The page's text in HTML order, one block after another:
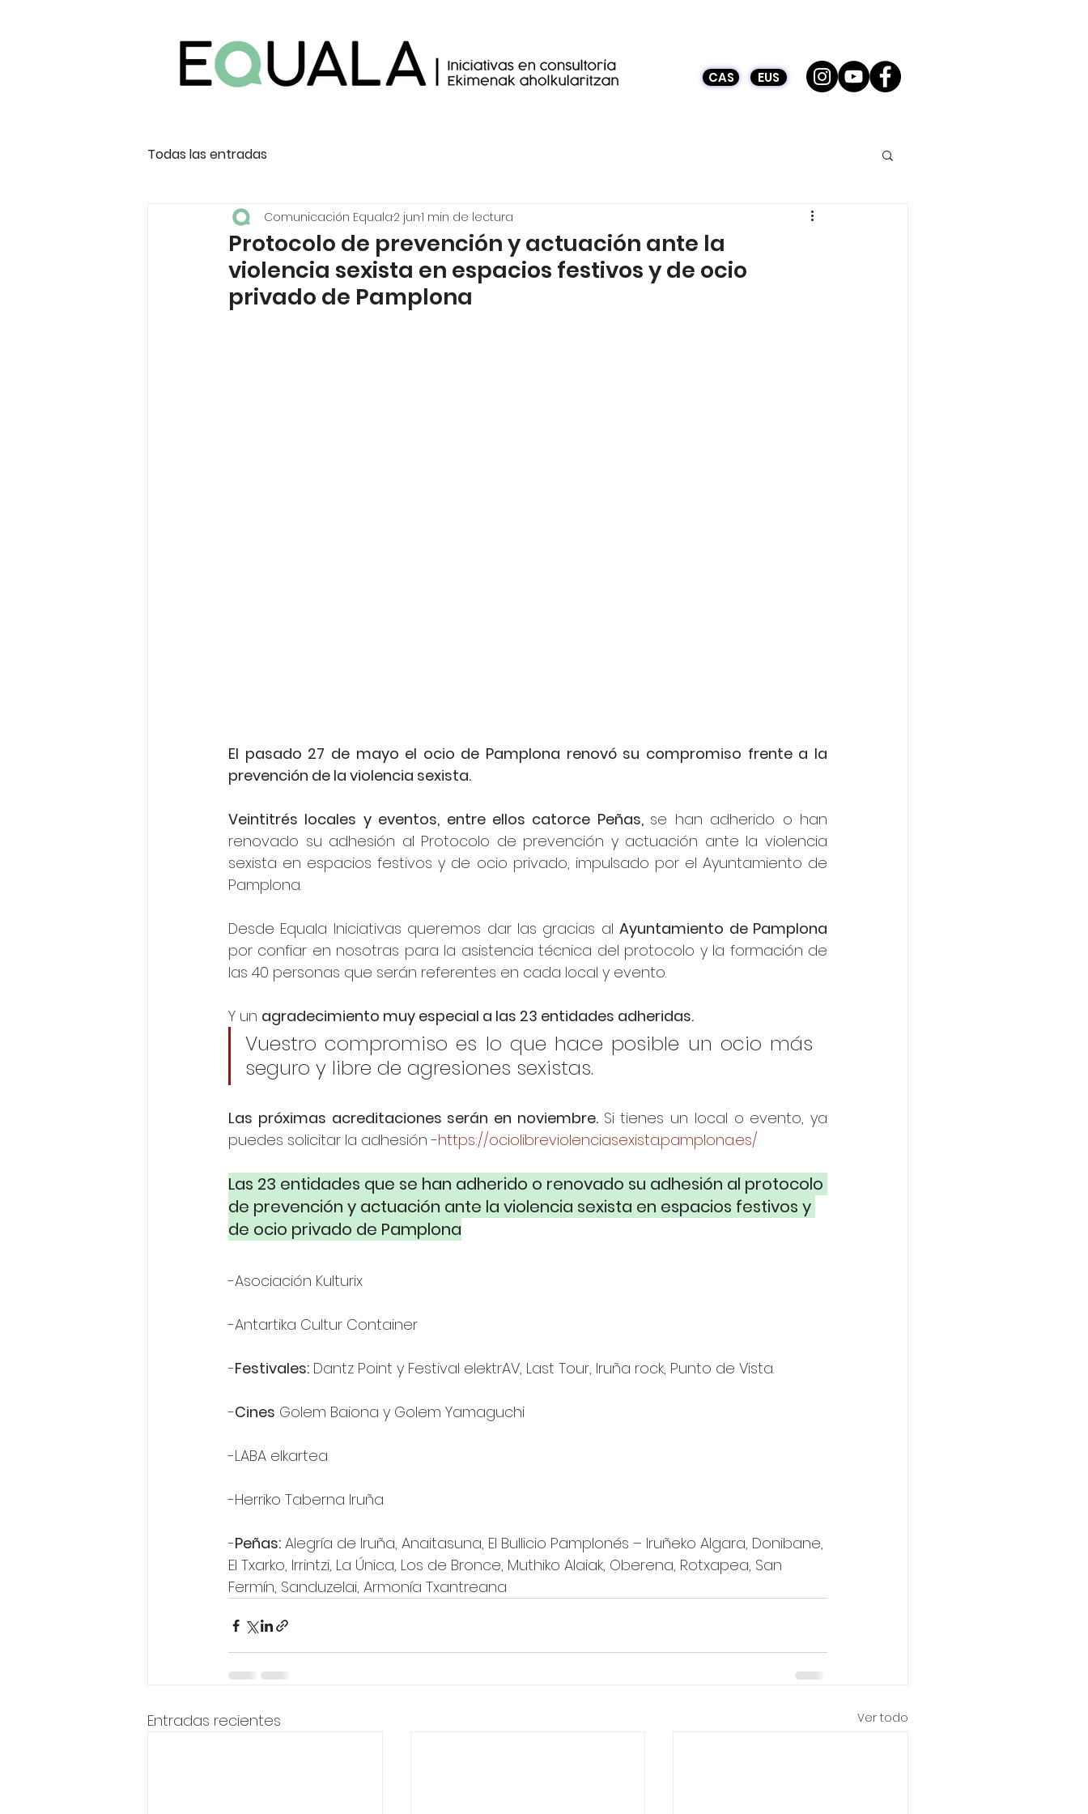
CAS EUS
Todas las entradas
Protocolo de prevención y actuación ante la
violencia sexista en espacios festivos y de ocio
privado de Pamplona
Comunicación Equala2 jun1 min de lectura
El pasado 27 de mayo el ocio de Pamplona renovó su compromiso frente a la
prevención de la violencia sexista.
Veintitrés locales y eventos, entre ellos catorce Peñas, se han adherido o han
renovado su adhesión al Protocolo de prevención y actuación ante la violencia
sexista en espacios festivos y de ocio privado, impulsado por el Ayuntamiento de
Pamplona.
Desde Equala Iniciativas queremos dar las gracias al Ayuntamiento de Pamplona
por confiar en nosotras para la asistencia técnica del protocolo y la formación de
las 40 personas que serán referentes en cada local y evento.
Y un agradecimiento muy especial a las 23 entidades adheridas.
Vuestro compromiso es lo que hace posible un ocio más
seguro y libre de agresiones sexistas.
Las próximas acreditaciones serán en noviembre. Si tienes un local o evento, ya
puedes solicitar la adhesión -https://ociolibreviolenciasexista.pamplona.es/
Las 23 entidades que se han adherido o renovado su adhesión al protocolo
de prevención y actuación ante la violencia sexista en espacios festivos y
de ocio privado de Pamplona
-Asociación Kulturix
-Antartika Cultur Container
-Festivales: Dantz Point y Festival elektrAV, Last Tour, Iruña rock, Punto de Vista.
-Cines Golem Baiona y Golem Yamaguchi
-LABA elkartea
-Herriko Taberna Iruña
-Peñas: Alegría de Iruña, Anaitasuna, El Bullicio Pamplonés – Iruñeko Algara, Donibane,
El Txarko, Irrintzi, La Única, Los de Bronce, Muthiko Alaiak, Oberena, Rotxapea, San
Fermín, Sanduzelai, Armonía Txantreana
Entradas recientes Ver todo